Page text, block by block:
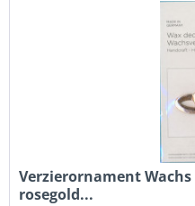
Verzierornament
rosegold...